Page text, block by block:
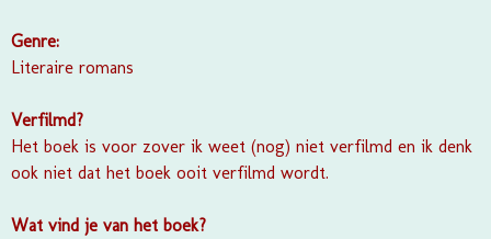
Genre:
Literaire romans
Verfilmd?
Het boek is voor zover ik weet (nog) niet verfilmd en ik denk
ook niet dat het boek ooit verfilmd wordt.
Wat vind je van het boek?